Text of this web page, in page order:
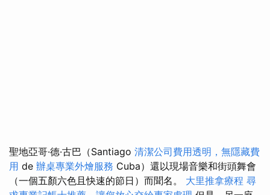
聖地亞哥·德·古巴（Santiago 清潔公司費用透明，無隱藏費
用 de 辦桌專業外燴服務 Cuba）還以現場音樂和街頭舞會
（一個五顏六色且快速的節日）而聞名。 大里推拿療程 尋